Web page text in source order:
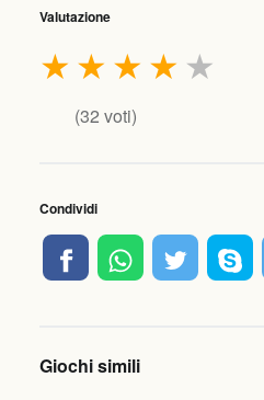
Valutazione
★
★
★
★
★
(32 voti)
Condividi
Giochi simili